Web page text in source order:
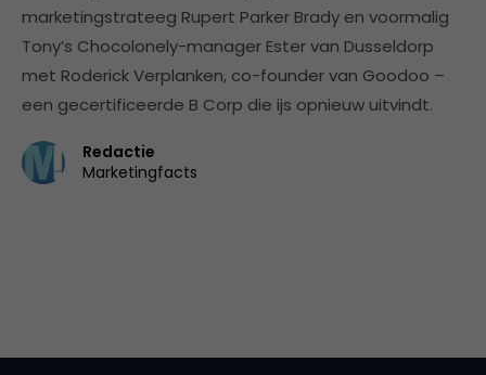
marketingstrateeg Rupert Parker Brady en voormalig
Tony’s Chocolonely-manager Ester van Dusseldorp
met Roderick Verplanken, co-founder van Goodoo –
een gecertificeerde B Corp die ijs opnieuw uitvindt.
Redactie
Marketingfacts